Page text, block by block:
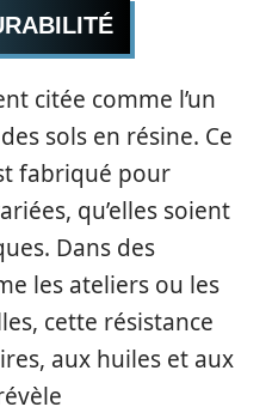
citée comme l’un
sols en résine. Ce
fabriqué pour
qu’elles soient
Dans des
les ateliers ou les
cette résistance
aux huiles et aux